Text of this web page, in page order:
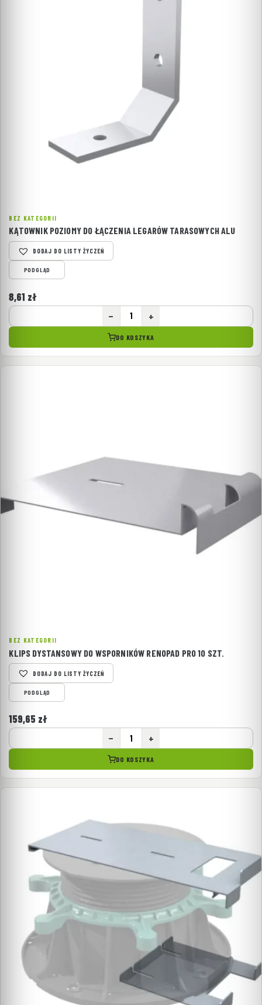
BEZ KATEGORII
KĄTOWNIK POZIOMY DO ŁĄCZENIA LEGARÓW TARASOWYCH ALU
DODAJ DO LISTY ŻYCZEŃ
PODGLĄD
8,61 zł
− +
DO KOSZYKA
BEZ KATEGORII
KLIPS DYSTANSOWY DO WSPORNIKÓW RENOPAD PRO 10 SZT.
DODAJ DO LISTY ŻYCZEŃ
PODGLĄD
159,65 zł
− +
DO KOSZYKA